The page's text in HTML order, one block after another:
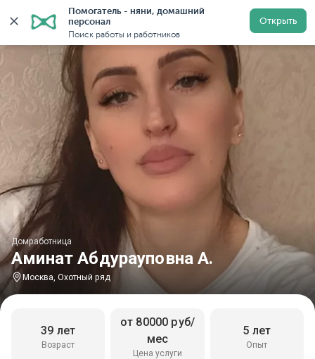
Помогатель - няни, домашний
персонал
Поиск работы и работников
Открыть
Главная Домработницы Домработницы в Москве
Аминат Абдурауповна А.
Домработница
Москва, Охотный ряд
Возраст
39 лет
Цена услуги
от 80000 руб/
мес
Опыт
5 лет